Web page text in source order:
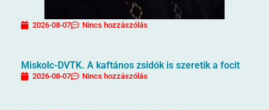
2026-08-07 Nincs hozzászólás
Miskolc-DVTK. A kaftános zsidók is szeretik a focit
2026-08-07 Nincs hozzászólás